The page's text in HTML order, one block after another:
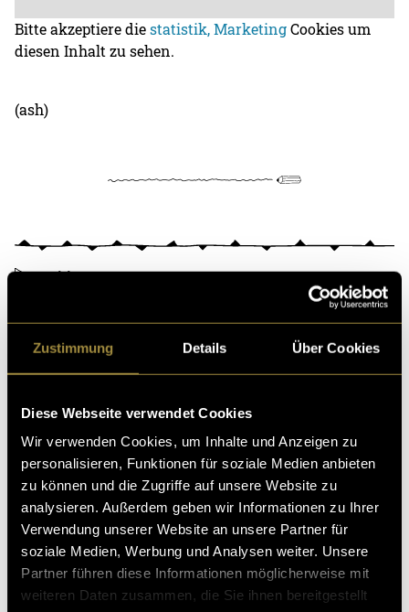
Zustimmung Details Über Cookies
Diese Webseite verwendet Cookies
Wir verwenden Cookies, um Inhalte und Anzeigen zu
personalisieren, Funktionen für soziale Medien anbieten
zu können und die Zugriffe auf unsere Website zu
analysieren. Außerdem geben wir Informationen zu Ihrer
Verwendung unserer Website an unsere Partner für
soziale Medien, Werbung und Analysen weiter. Unsere
Partner führen diese Informationen möglicherweise mit
weiteren Daten zusammen, die Sie ihnen bereitgestellt
Bitte akzeptiere diestatistik, MarketingCookies um
diesen Inhalt zu sehen.
(ash)
Kritik
Ähnliche Artikel